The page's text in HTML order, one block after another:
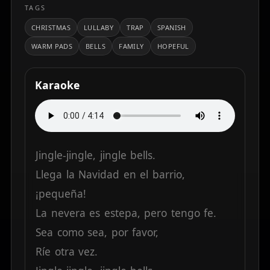
TAGS
CHRISTMAS LULLABY TRAP SPANISH
WARM PADS BELLS FAMILY HOPEFUL
Karaoke
Jingle-jingle, jingle bells.
Llega la Navidad en el barrio,
¡pequeña!
La nevera es estepa, pero tengo fe.
Sea como sea, por favor,
Ríe otra vez.